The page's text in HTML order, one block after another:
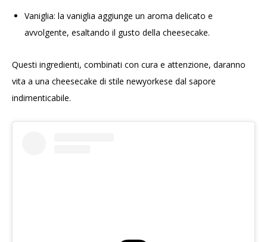
Vaniglia: la vaniglia aggiunge un aroma delicato e
avvolgente, esaltando il gusto della cheesecake.
Questi ingredienti, combinati con cura e attenzione, daranno
vita a una cheesecake di stile newyorkese dal sapore
indimenticabile.